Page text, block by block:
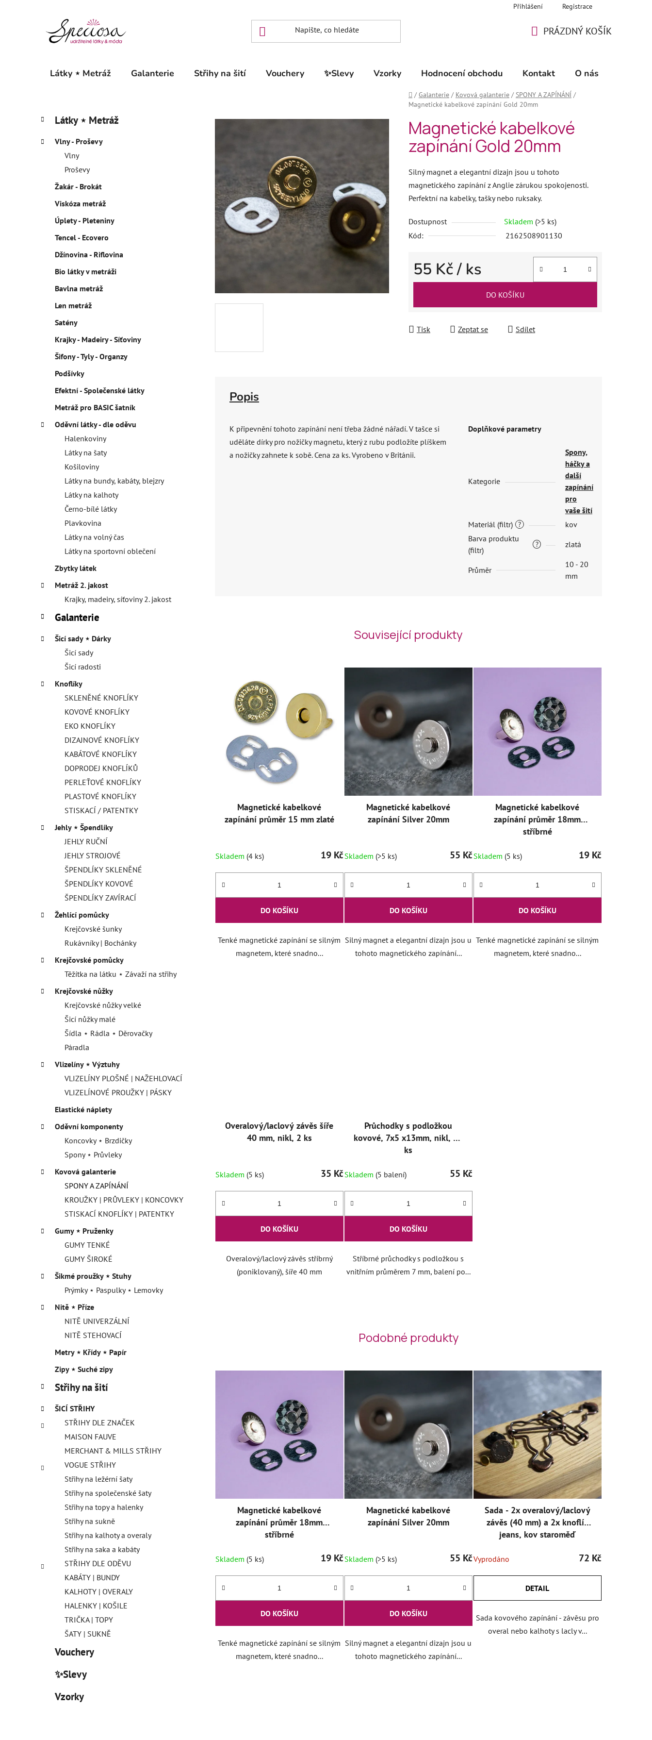
Přihlášení Registrace
KOŠÍK
PRÁZDNÝ KOŠÍK
Látky ⋆ Metráž Galanterie Střihy na šití Vouchery ✨Slevy Vzorky Hodnocení obchodu Kontakt O nás
Domů
/ Galanterie / Kovová galanterie / SPONY A ZAPÍNÁNÍ /
Magnetické kabelkové zapínání Gold 20mm
P
o
s
kategorie
K
a
e
Látky ⋆ Metráž
Vlny - Proševy
Vlny
Proševy
Žakár - Brokát
Viskóza metráž
Úplety - Pleteniny
Tencel - Ecovero
Džínovina - Riflovina
Bio látky v metráži
Bavlna metráž
Len metráž
Satény
Krajky - Madeiry - Síťoviny
Šifony - Tyly - Organzy
Podšívky
Efektní - Společenské látky
Metráž pro BASIC šatník
Oděvní látky - dle oděvu
Halenkoviny
Látky na šaty
Košiloviny
Látky na bundy, kabáty, blejzry
Látky na kalhoty
Černo-bílé látky
Plavkovina
Látky na volný čas
Látky na sportovní oblečení
Zbytky látek
Metráž 2. jakost
Krajky, madeiry, síťoviny 2. jakost
Galanterie
Šicí sady ⋆ Dárky
Šicí sady
Šicí radosti
Knoflíky
SKLENĚNÉ KNOFLÍKY
KOVOVÉ KNOFLÍKY
EKO KNOFLÍKY
DIZAJNOVÉ KNOFLÍKY
KABÁTOVÉ KNOFLÍKY
DOPRODEJ KNOFLÍKŮ
PERLEŤOVÉ KNOFLÍKY
PLASTOVÉ KNOFLÍKY
STISKACÍ / PATENTKY
Jehly ⋆ Špendlíky
JEHLY RUČNÍ
JEHLY STROJOVÉ
ŠPENDLÍKY SKLENĚNÉ
ŠPENDLÍKY KOVOVÉ
ŠPENDLÍKY ZAVÍRACÍ
Žehlící pomůcky
Krejčovské šunky
Rukávníky | Bochánky
Krejčovské pomůcky
Těžítka na látku ⋆ Závaží na střihy
Krejčovské nůžky
Krejčovské nůžky velké
Šicí nůžky malé
Šídla ⋆ Rádla ⋆ Děrovačky
Páradla
Vlizelíny ⋆ Výztuhy
VLIZELÍNY PLOŠNÉ | NAŽEHLOVACÍ
VLIZELÍNOVÉ PROUŽKY | PÁSKY
Elastické náplety
Oděvní komponenty
Koncovky ⋆ Brzdičky
Spony ⋆ Průvleky
Kovová galanterie
SPONY A ZAPÍNÁNÍ
KROUŽKY | PRŮVLEKY | KONCOVKY
STISKACÍ KNOFLÍKY | PATENTKY
Gumy ⋆ Pruženky
GUMY TENKÉ
GUMY ŠIROKÉ
Šikmé proužky ⋆ Stuhy
Prýmky ⋆ Paspulky ⋆ Lemovky
Nitě ⋆ Příze
NITĚ UNIVERZÁLNÍ
NITĚ STEHOVACÍ
Metry ⋆ Křídy ⋆ Papír
Zipy ⋆ Suché zipy
Střihy na šití
ŠICÍ STŘIHY
STŘIHY DLE ZNAČEK
MAISON FAUVE
MERCHANT & MILLS STŘIHY
VOGUE STŘIHY
Střihy na ležérní šaty
Střihy na společenské šaty
Střihy na topy a halenky
Střihy na sukně
Střihy na kalhoty a overaly
Střihy na saka a kabáty
STŘIHY DLE ODĚVU
KABÁTY | BUNDY
KALHOTY | OVERALY
HALENKY | KOŠILE
TRIČKA | TOPY
ŠATY | SUKNĚ
Vouchery
✨Slevy
Vzorky
Magnetické kabelkové
zapínání Gold 20mm
Silný magnet a elegantní dizajn jsou u tohoto
magnetického zapínání z Anglie zárukou spokojenosti.
Perfektní na kabelky, tašky nebo ruksaky.
Dostupnost Skladem (>5 ks)
Kód:
2162508901130
55 Kč/ ks
Měrná cena:
DO KOŠÍKU
Tisk Zeptat se Sdílet
Popis
K připevnění tohoto zapínání není třeba žádné nářadí. V tašce si
uděláte dírky pro nožičky magnetu, který z rubu podložíte plíškem
a nožičky zahnete k sobě. Cena za ks. Vyrobeno v Británii.
Doplňkové parametry
Kategorie
Spony,
háčky a
další
zapínání
pro
vaše šití
?
Materiál (filtr) kov
?
Barva produktu
(filtr)
zlatá
Průměr
10 - 20
mm
Související produkty
Magnetické kabelkové
zapínání průměr 15 mm zlaté
Skladem (4 ks) 19 Kč
DO KOŠÍKU
Tenké magnetické zapínání se silným
magnetem, které snadno...
Magnetické kabelkové
zapínání Silver 20mm
Skladem (>5 ks) 55 Kč
DO KOŠÍKU
Silný magnet a elegantní dizajn jsou u
tohoto magnetického zapínání...
Magnetické kabelkové
zapínání průměr 18mm
stříbrné
Skladem (5 ks) 19 Kč
DO KOŠÍKU
Tenké magnetické zapínání se silným
magnetem, které snadno...
Overalový/laclový závěs šíře
40 mm, nikl, 2 ks
Skladem (5 ks) 35 Kč
DO KOŠÍKU
Overalový/laclový závěs stříbrný
(poniklovaný), šíře 40 mm
Průchodky s podložkou
kovové, 7x5 x13mm, nikl, 20
ks
Skladem (5 balení) 55 Kč
DO KOŠÍKU
Stříbrné průchodky s podložkou s
vnitřním průměrem 7 mm, balení po...
Podobné produkty
Magnetické kabelkové
zapínání průměr 18mm
stříbrné
Skladem (5 ks) 19 Kč
DO KOŠÍKU
Tenké magnetické zapínání se silným
magnetem, které snadno...
Magnetické kabelkové
zapínání Silver 20mm
Skladem (>5 ks) 55 Kč
DO KOŠÍKU
Silný magnet a elegantní dizajn jsou u
tohoto magnetického zapínání...
Sada - 2x overalový/laclový
závěs (40 mm) a 2x knoflík
jeans, kov staroměď
Vyprodáno 72 Kč
DETAIL
Sada kovového zapínání - závěsu pro
overal nebo kalhoty s lacly v...